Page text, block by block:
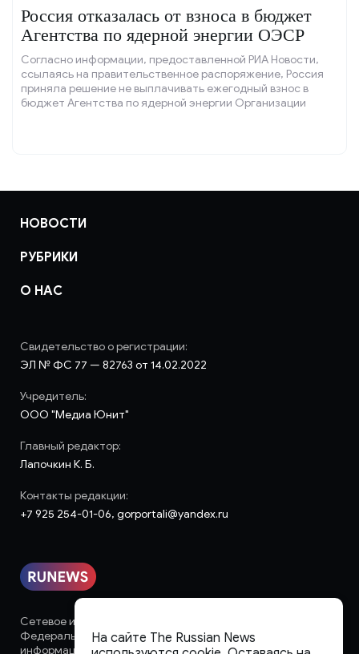
Россия отказалась от взноса в бюджет
Агентства по ядерной энергии ОЭСР
Согласно информации, предоставленной РИА Новости,
ссылаясь на правительственное распоряжение, Россия
приняла решение не выплачивать ежегодный взнос в
бюджет Агентства по ядерной энергии Организации
НОВОСТИ
РУБРИКИ
О НАС
Сетевое издание «runews» (18+) зарегистрировано в
Федеральной службе по надзору в сфере связи,
информационных технологий и массовых коммуникаций
Свидетельство о регистрации:
ЭЛ № ФС 77 — 82763 от 14.02.2022
Учредитель:
ООО "Медиа Юнит"
Главный редактор:
Лапочкин К. Б.
Контакты редакции:
+7 925 254-01-06, gorportali@yandex.ru
На сайте The Russian News